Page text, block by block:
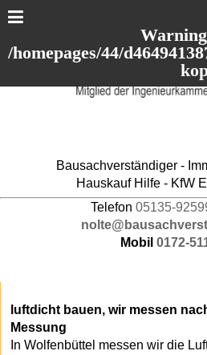
Warning
/homepages/44/
Bausachverständiger -
Hauskauf Hilfe - KfW
Telefon 05135-
Mobil 0172-
luftdicht bauen, wir messen
Messung
In Wolfenbüttel messen wir die